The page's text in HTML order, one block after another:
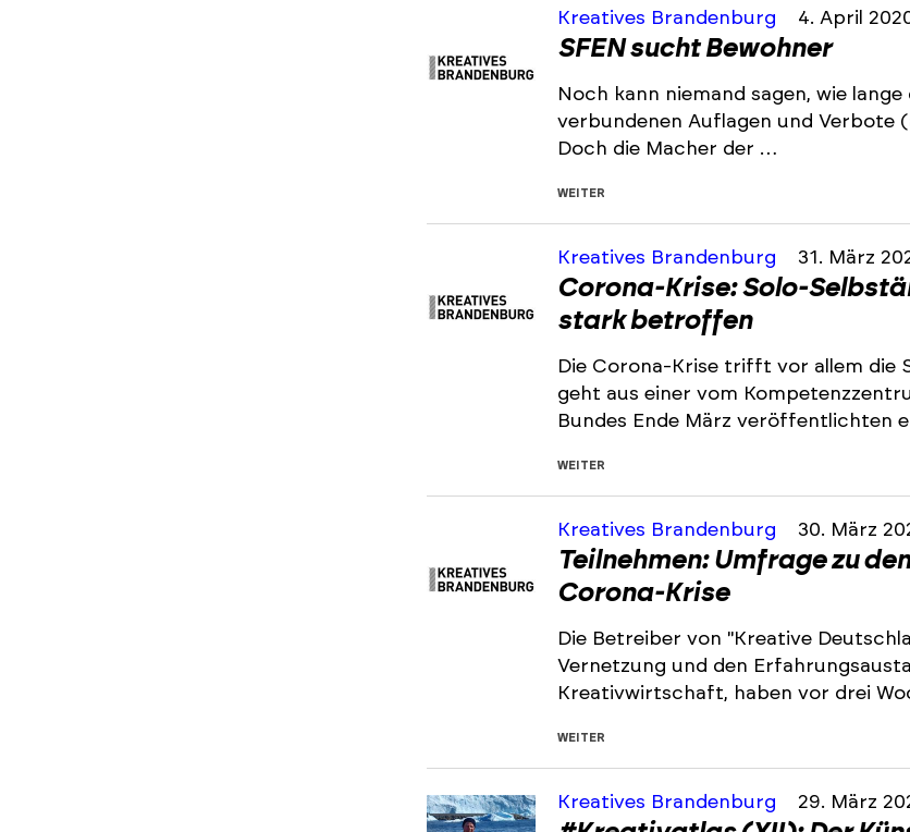
Kreatives Brandenburg 4. April
SFEN sucht Bewohner
Noch kann niemand sagen, wie
verbundenen Auflagen und Verbote
Doch die Macher der …
WEITER
Kreatives Brandenburg 31. März
Corona-Krise: Solo-
stark betroffen
Die Corona-Krise trifft vor allem die
geht aus einer vom
Bundes Ende März veröffentlichten
WEITER
Kreatives Brandenburg 30. März
Teilnehmen: Umfrage zu
Corona-Krise
Die Betreiber von "Kreative
Vernetzung und den
Kreativwirtschaft, haben vor drei
WEITER
Kreatives Brandenburg 29. März